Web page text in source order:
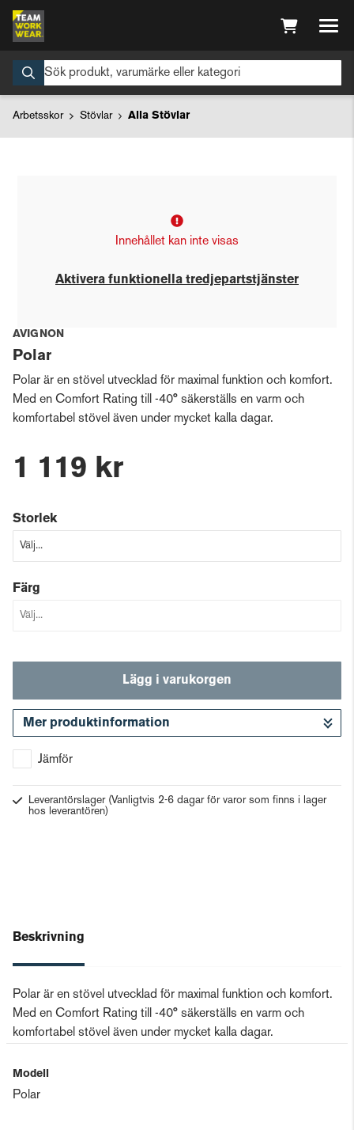
Arbetsskor Stövlar Alla Stövlar
Innehållet kan inte visas
Aktivera funktionella tredjepartstjänster
AVIGNON
Polar
Polar är en stövel utvecklad för maximal funktion och komfort.
Med en Comfort Rating till -40° säkerställs en varm och
komfortabel stövel även under mycket kalla dagar.
1 119 kr
Storlek
Färg
Lägg i varukorgen
Mer produktinformation
Jämför
Leverantörslager (Vanligtvis 2-6 dagar för varor som finns i lager
hos leverantören)
Beskrivning
Polar är en stövel utvecklad för maximal funktion och komfort.
Med en Comfort Rating till -40° säkerställs en varm och
komfortabel stövel även under mycket kalla dagar.
Modell
Polar